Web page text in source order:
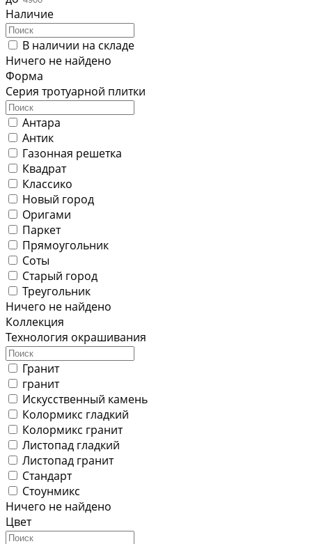
Наличие
В наличии на складе
Ничего не найдено
Форма
Серия тротуарной плитки
Антара
Антик
Газонная решетка
Квадрат
Классико
Новый город
Оригами
Паркет
Прямоугольник
Соты
Старый город
Треугольник
Ничего не найдено
Коллекция
Технология окрашивания
Гранит
гранит
Искусственный камень
Колормикс гладкий
Колормикс гранит
Листопад гладкий
Листопад гранит
Стандарт
Стоунмикс
Ничего не найдено
Цвет